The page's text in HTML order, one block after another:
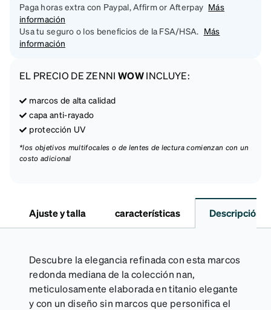
Paga horas extra con Paypal, Affirm or Afterpay Más
información
Usa tu seguro o los beneficios de la FSA/HSA. Más
información
EL PRECIO DE ZENNIWOWINCLUYE:
marcos de alta calidad
capa anti-rayado
protección UV
*los objetivos multifocales o de lentes de lectura comienzan con un
costo adicional
Ajuste y talla características Descripción
Descubre la elegancia refinada con esta marcos
redonda mediana de la colección nan,
meticulosamente elaborada en titanio elegante
y con un diseño sin marcos que personifica el